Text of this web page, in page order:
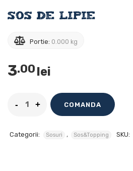
Sos de lipie
Portie: 0.000 kg
3.00lei
COMANDA
Categorii: Sosuri , Sos&Topping SKU: